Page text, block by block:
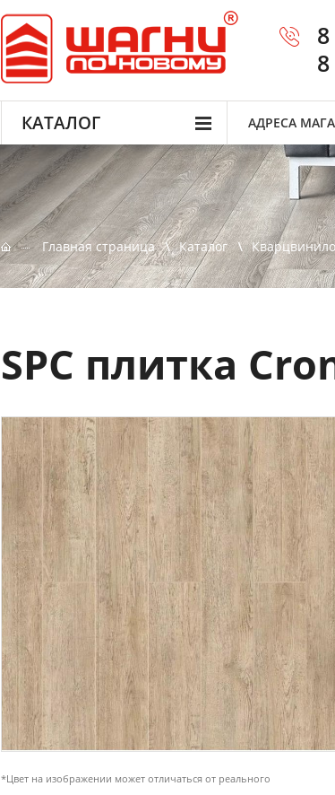
КАТАЛОГ АДРЕСА
Главная страница Каталог
SPC плитка
*Цвет на изображении может отличаться от реального